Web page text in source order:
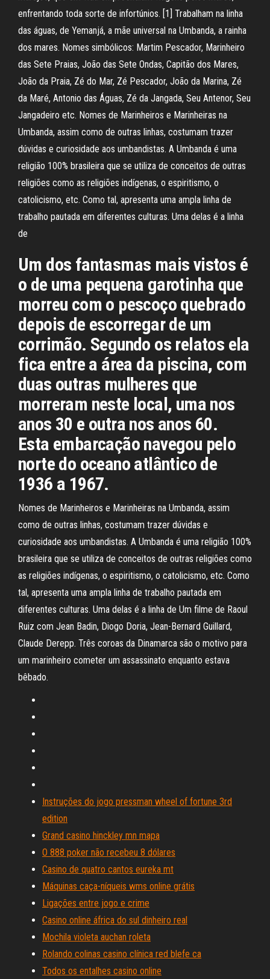
enfrentando toda sorte de infortúnios. [1] Trabalham na linha
das águas, de Yemanjá, a mãe universal na Umbanda, a rainha
dos mares. Nomes simbólicos: Martim Pescador, Marinheiro
das Sete Praias, João das Sete Ondas, Capitão dos Mares,
João da Praia, Zé do Mar, Zé Pescador, João da Marina, Zé
da Maré, Antonio das Águas, Zé da Jangada, Seu Antenor, Seu
Jangadeiro etc. Nomes de Marinheiros e Marinheiras na
Umbanda, assim como de outras linhas, costumam trazer
dúvidas e curiosidade aos umbandistas. A Umbanda é uma
religião 100% brasileira que se utiliza de conceitos de outras
religiões como as religiões indígenas, o espiritismo, o
catolicismo, etc. Como tal, apresenta uma ampla linha de
trabalho pautada em diferentes culturas. Uma delas é a linha
de
Um dos fantasmas mais vistos é
o de uma pequena garotinha que
morreu com o pescoço quebrado
depois de escorregar de um
corrimão. Segundo os relatos ela
fica entre a área da piscina, com
duas outras mulheres que
morreram neste local, uma nos
anos 30 e outra nos anos 60.
Esta embarcação navegou pelo
norte do oceano atlântico de
1936 a 1967.
Nomes de Marinheiros e Marinheiras na Umbanda, assim
como de outras linhas, costumam trazer dúvidas e
curiosidade aos umbandistas. A Umbanda é uma religião 100%
brasileira que se utiliza de conceitos de outras religiões como
as religiões indígenas, o espiritismo, o catolicismo, etc. Como
tal, apresenta uma ampla linha de trabalho pautada em
diferentes culturas. Uma delas é a linha de Um filme de Raoul
Ruiz com Jean Badin, Diogo Doria, Jean-Bernard Guillard,
Claude Derepp. Três coroas da Dinamarca são o motivo para
um marinheiro cometer um assassinato enquanto estava
bêbado.
Instruções do jogo pressman wheel of fortune 3rd
edition
Grand casino hinckley mn mapa
O 888 poker não recebeu 8 dólares
Casino de quatro cantos eureka mt
Máquinas caça-níqueis wms online grátis
Ligações entre jogo e crime
Casino online áfrica do sul dinheiro real
Mochila violeta auchan roleta
Rolando colinas casino clínica red blefe ca
Todos os entalhes casino online